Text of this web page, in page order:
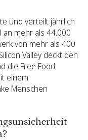
und verteilt jährlich
mehr als 44.000
von mehr als 400
Valley deckt den
die Free Food
einem
Menschen